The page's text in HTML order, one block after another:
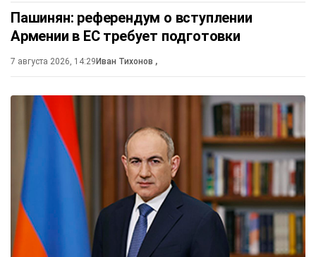
Пашинян: референдум о вступлении
Армении в ЕС требует подготовки
7 августа 2026, 14:29 Иван Тихонов ,